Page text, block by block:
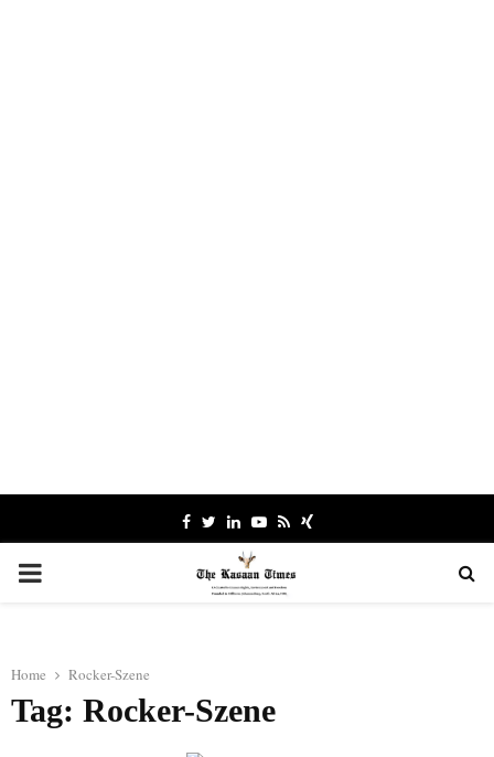
Facebook
TwitterLinkedinYoutube
RssXing
PRIMARY
Home Rocker-Szene
Tag: Rocker-Szene